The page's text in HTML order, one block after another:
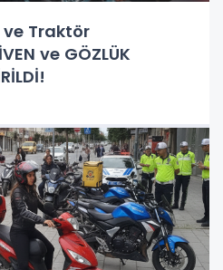
Traktör
ve GÖZLÜK